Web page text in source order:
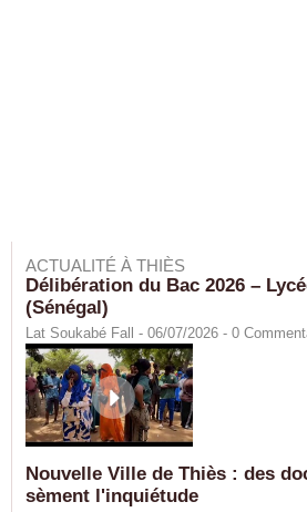
ACTUALITÉ À THIÈS
Délibération du Bac 2026 –
(Sénégal)
Lat Soukabé Fall - 06/07/2026 - 0
Nouvelle Ville de Thiès : des
sèment l'inquiétude